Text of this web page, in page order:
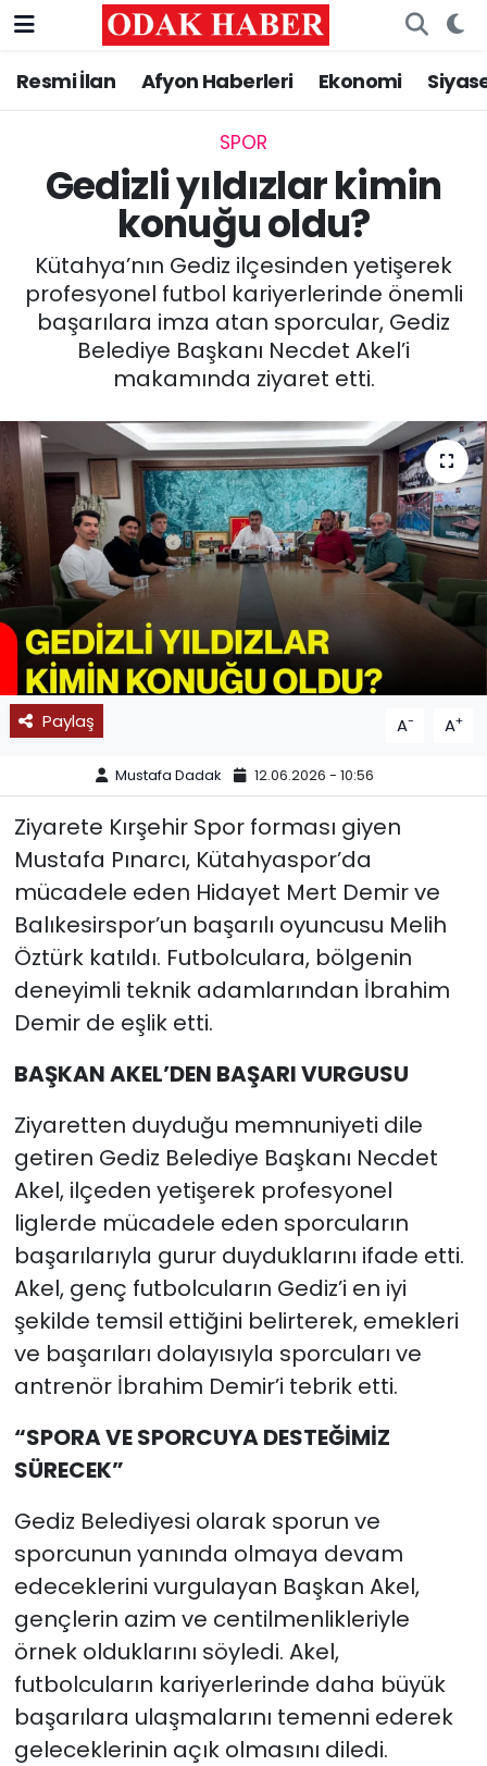
Resmi İlan Afyon Haberleri Ekonomi
SPOR
Gedizli yıldızlar kimin
konuğu oldu?
Kütahya’nın Gediz ilçesinden yetişerek
profesyonel futbol kariyerlerinde önemli
başarılara imza atan sporcular, Gediz
Belediye Başkanı Necdet Akel’i
makamında ziyaret etti.
Paylaş A- A+
Mustafa Dadak 12.06.2026 - 10:56
Ziyarete Kırşehir Spor forması giyen
Mustafa Pınarcı, Kütahyaspor’da
mücadele eden Hidayet Mert Demir ve
Balıkesirspor’un başarılı oyuncusu Melih
Öztürk katıldı. Futbolculara, bölgenin
deneyimli teknik adamlarından İbrahim
Demir de eşlik etti.
BAŞKAN AKEL’DEN BAŞARI VURGUSU
Ziyaretten duyduğu memnuniyeti dile
getiren Gediz Belediye Başkanı Necdet
Akel, ilçeden yetişerek profesyonel
liglerde mücadele eden sporcuların
başarılarıyla gurur duyduklarını ifade etti.
Akel, genç futbolcuların Gediz’i en iyi
şekilde temsil ettiğini belirterek, emekleri
ve başarıları dolayısıyla sporcuları ve
antrenör İbrahim Demir’i tebrik etti.
“SPORA VE SPORCUYA DESTEĞİMİZ
SÜRECEK”
Gediz Belediyesi olarak sporun ve
sporcunun yanında olmaya devam
edeceklerini vurgulayan Başkan Akel,
gençlerin azim ve centilmenlikleriyle
örnek olduklarını söyledi. Akel,
futbolcuların kariyerlerinde daha büyük
başarılara ulaşmalarını temenni ederek
geleceklerinin açık olmasını diledi.
AFYONKARAHİSAR HABERLERİ
ASAYİŞ
SİYASET
EĞİTİM
MAGAZİN
SAĞLIK
SPOR
11:11 MANŞET
Nöbetçi Eczaneler
Trafik Durumu
Süper Lig Puan Durumu ve Fikstür
Tüm Manşetler
Son Dakika Haberleri
Haber Arşivi